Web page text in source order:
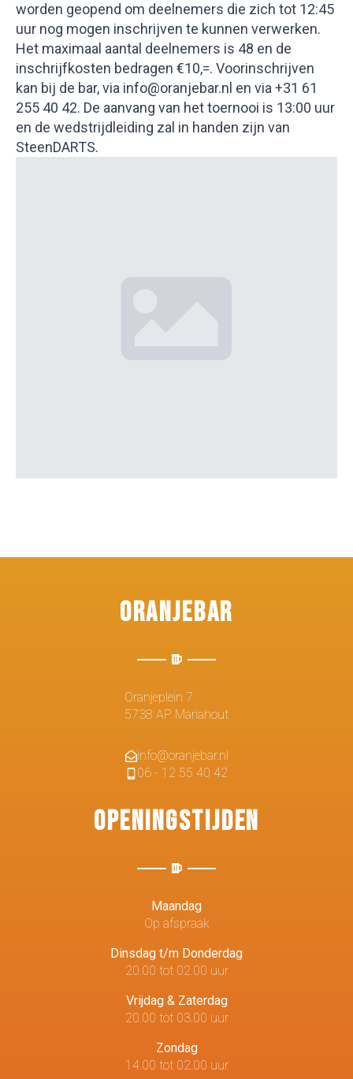
worden geopend om deelnemers die zich tot 12:45
uur nog mogen inschrijven te kunnen verwerken.
Het maximaal aantal deelnemers is 48 en de
inschrijfkosten bedragen €10,=. Voorinschrijven
kan bij de bar, via info@oranjebar.nl en via +31 61
255 40 42. De aanvang van het toernooi is 13:00 uur
en de wedstrijdleiding zal in handen zijn van
SteenDARTS.
Oranjebar
Oranjeplein 7
5738 AP Mariahout
info@oranjebar.nl
06 - 12 55 40 42
Openingstijden
Maandag
Op afspraak
Dinsdag t/m Donderdag
20.00 tot 02.00 uur
Vrijdag & Zaterdag
20.00 tot 03.00 uur
Zondag
14.00 tot 02.00 uur